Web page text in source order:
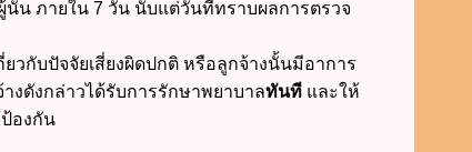
น ภายใน 7 วัน นับแต่วันที่ทราบผลการตรวจ
วกับปัจจัยเสี่ยงผิดปกติ หรือลูกจ้างนั้นมีอาการ
งดังกล่าวได้รับการรักษาพยาบาลทันที และให้
องกัน